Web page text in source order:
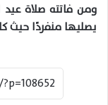
ومن فاتته صلاة
يصليها منفردًا حيث